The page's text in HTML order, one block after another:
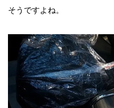
そうですよね。